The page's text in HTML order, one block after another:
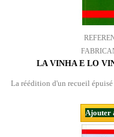
LA VINHA E LO
La réédition d'un recueil
Ajouter